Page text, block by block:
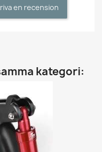
en recension
kategori: